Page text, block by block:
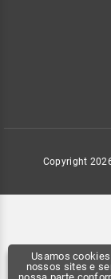
Usamos
nossos sites e
Copyright